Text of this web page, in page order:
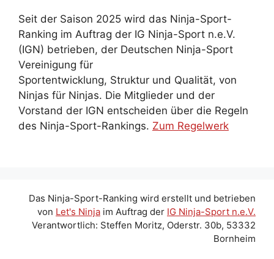
Seit der Saison 2025 wird das Ninja-Sport-
Ranking im Auftrag der IG Ninja-Sport n.e.V.
(IGN) betrieben, der Deutschen Ninja-Sport
Vereinigung für
Sportentwicklung, Struktur und Qualität, von
Ninjas für Ninjas. Die Mitglieder und der
Vorstand der IGN entscheiden über die Regeln
des Ninja-Sport-Rankings. Zum Regelwerk
Das Ninja-Sport-Ranking wird erstellt und betrieben
von Let's Ninja im Auftrag der IG Ninja-Sport n.e.V.
Verantwortlich: Steffen Moritz, Oderstr. 30b, 53332
Bornheim